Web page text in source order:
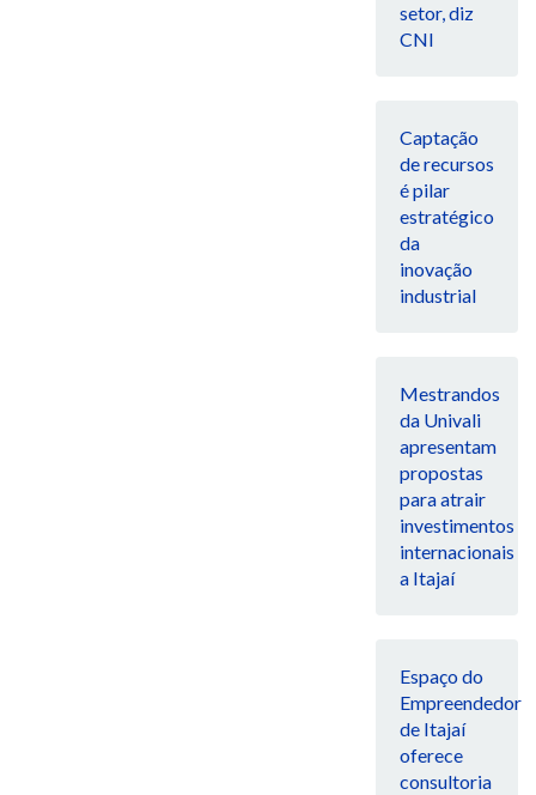
setor, diz
CNI
Captação
de recursos
é pilar
estratégico
da
inovação
industrial
Mestrandos
da Univali
apresentam
propostas
para atrair
investimentos
internacionais
a Itajaí
Espaço do
Empreendedor
de Itajaí
oferece
consultoria